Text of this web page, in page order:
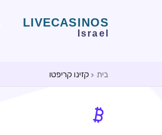
בית קזינו קריפטו